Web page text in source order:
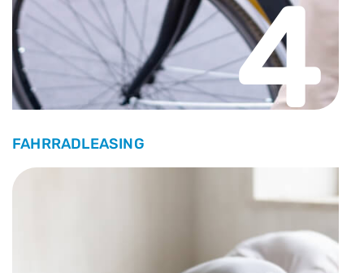
4
FAHRRADLEASING